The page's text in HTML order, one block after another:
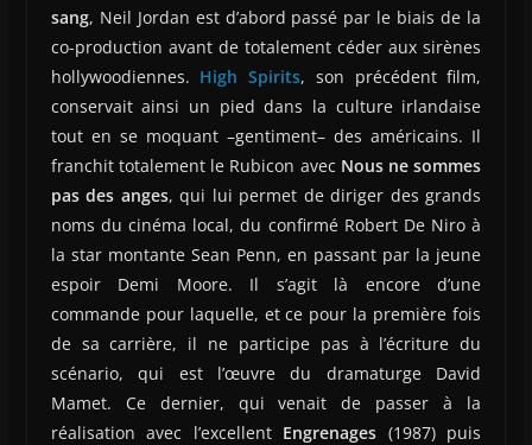
sang, Neil Jordan est d’abord passé par le biais de la
co-production avant de totalement céder aux sirènes
hollywoodiennes. High Spirits, son précédent film,
conservait ainsi un pied dans la culture irlandaise
tout en se moquant –gentiment– des américains. Il
franchit totalement le Rubicon avec Nous ne sommes
pas des anges, qui lui permet de diriger des grands
noms du cinéma local, du confirmé Robert De Niro à
la star montante Sean Penn, en passant par la jeune
espoir Demi Moore. Il s’agit là encore d’une
commande pour laquelle, et ce pour la première fois
de sa carrière, il ne participe pas à l’écriture du
scénario, qui est l’œuvre du dramaturge David
Mamet. Ce dernier, qui venait de passer à la
réalisation avec l’excellent Engrenages (1987) puis